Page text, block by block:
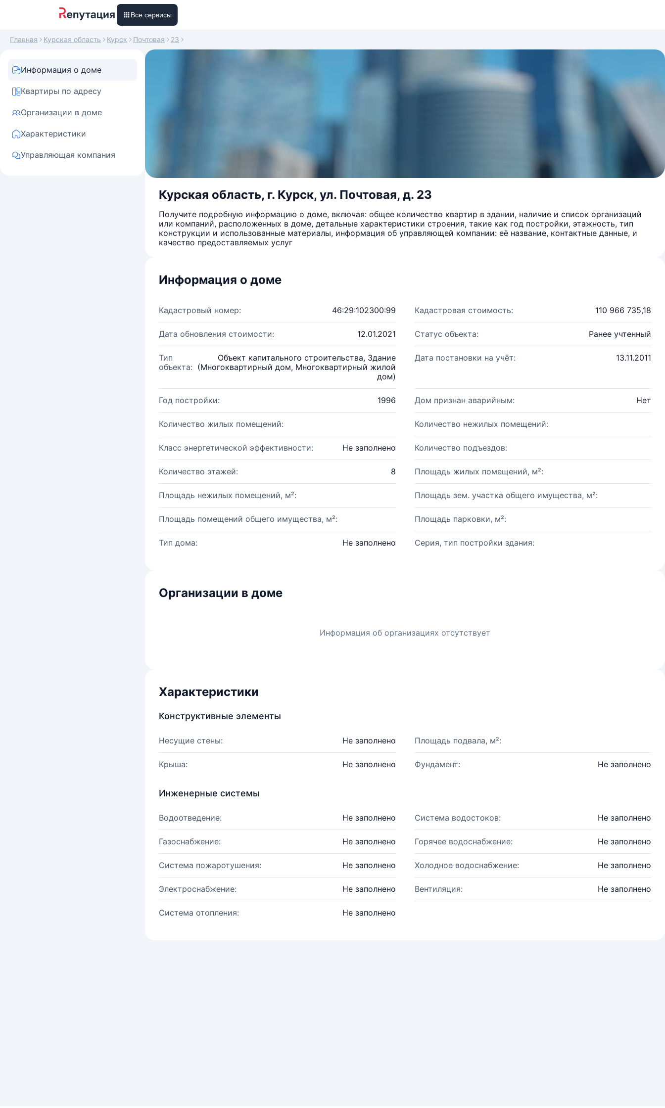
Все сервисы
Главная Курская область Курск Почтовая 23
Информация о доме
Квартиры по адресу
Организации в доме
Характеристики
Управляющая компания
Курская область, г. Курск, ул. Почтовая, д. 23
Получите подробную информацию о доме, включая: общее количество квартир в здании, наличие и список организаций
или компаний, расположенных в доме, детальные характеристики строения, такие как год постройки, этажность, тип
конструкции и использованные материалы, информация об управляющей компании: её название, контактные данные, и
качество предоставляемых услуг
Информация о доме
Кадастровый номер: 46:29:102300:99 Кадастровая стоимость: 110 966 735,18
Дата обновления стоимости: 12.01.2021 Статус объекта: Ранее учтенный
Тип
объекта:
Объект капитального строительства, Здание
(Многоквартирный дом, Многоквартирный жилой
дом)
Дата постановки на учёт: 13.11.2011
Год постройки: 1996 Дом признан аварийным: Нет
Количество жилых помещений: Количество нежилых помещений:
Класс энергетической эффективности: Не заполнено Количество подъездов:
Количество этажей: 8 Площадь жилых помещений, м²:
Площадь нежилых помещений, м²: Площадь зем. участка общего имущества, м²:
Площадь помещений общего имущества, м²: Площадь парковки, м²:
Тип дома: Не заполнено Серия, тип постройки здания:
Организации в доме
Информация об организациях отсутствует
Характеристики
Конструктивные элементы
Несущие стены: Не заполнено Площадь подвала, м²:
Крыша: Не заполнено Фундамент: Не заполнено
Инженерные системы
Водоотведение: Не заполнено Система водостоков: Не заполнено
Газоснабжение: Не заполнено Горячее водоснабжение: Не заполнено
Система пожаротушения: Не заполнено Холодное водоснабжение: Не заполнено
Электроснабжение: Не заполнено Вентиляция: Не заполнено
Система отопления: Не заполнено